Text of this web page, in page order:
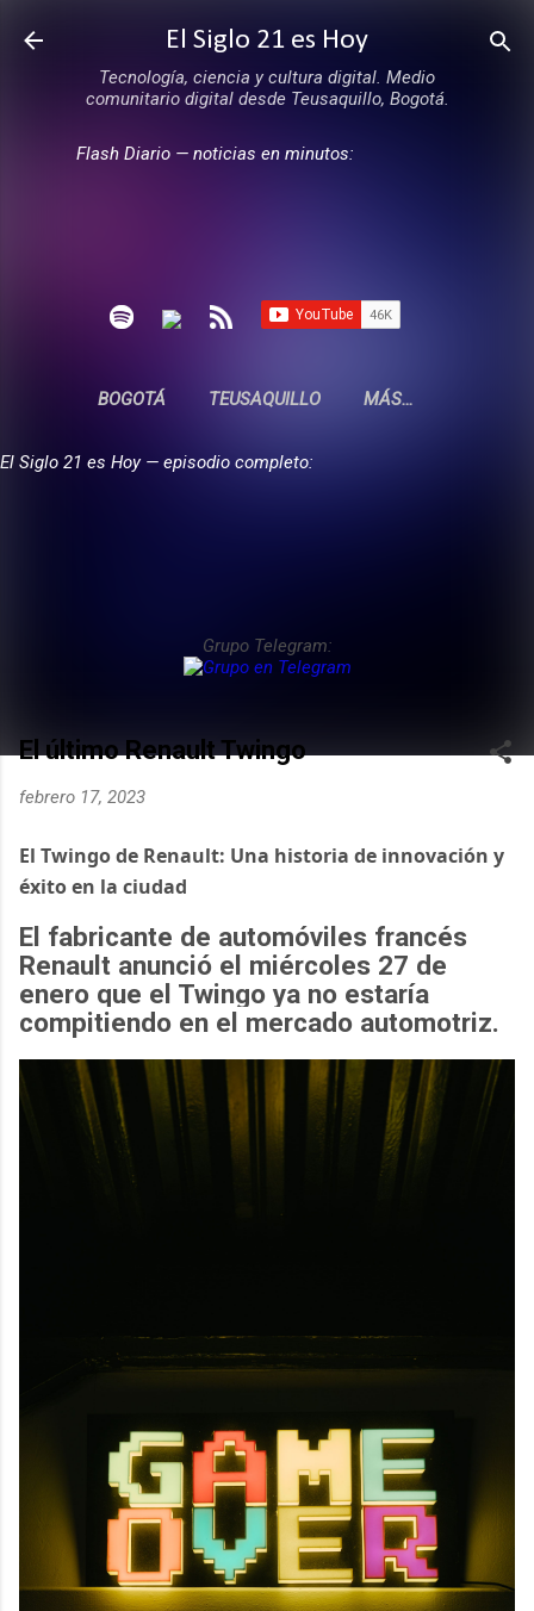
Ir al contenido principal
El Siglo 21 es Hoy
Tecnología, ciencia y cultura digital. Medio
comunitario digital desde Teusaquillo, Bogotá.
Flash Diario — noticias en minutos:
BOGOTÁ TEUSAQUILLO MÁS…
El Siglo 21 es Hoy — episodio completo:
Grupo Telegram:
El último Renault Twingo
febrero 17, 2023
El Twingo de Renault: Una historia de innovación y
éxito en la ciudad
El fabricante de automóviles francés
Renault anunció el miércoles 27 de
enero que el Twingo ya no estaría
compitiendo en el mercado automotriz.